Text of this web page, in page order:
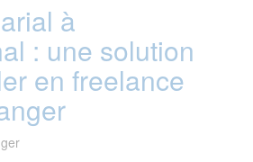
à
: une solution
en freelance